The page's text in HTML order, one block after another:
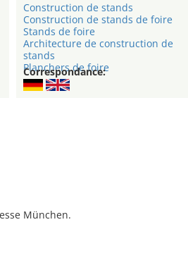
Construction de stands
Construction de stands de foire
Stands de foire
Architecture de construction de
stands
Planchers de foire
Correspondance:
München.